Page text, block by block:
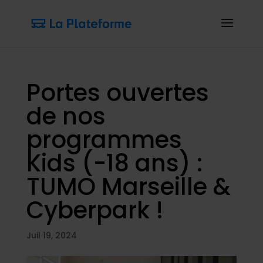
Portes ouvertes
de nos
programmes
Kids (-18 ans) :
TUMO Marseille &
Cyberpark !
Juil 19, 2024